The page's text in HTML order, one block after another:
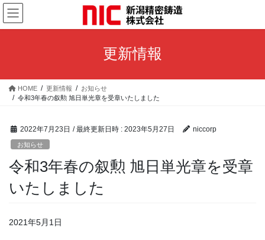
コ
ン
テ
ス
ナ
ビ
ゲ
ン
更新情報
HOME 更新情報
お知らせ
令和3年春の叙勲 旭日単光章を受章いたしました
2022年7月23日 / 最終更新日時 : 2023年5月27日 niccorp
お知らせ
令和3年春の叙勲 旭日単光章を受章
いたしました
2021年5月1日